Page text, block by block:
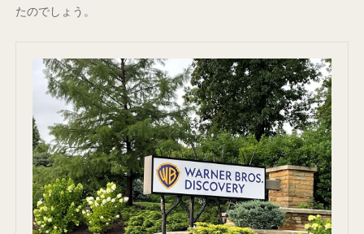
たのでしょう。